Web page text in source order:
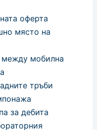
оферта
място на
между мобилна
тръби
за дебита